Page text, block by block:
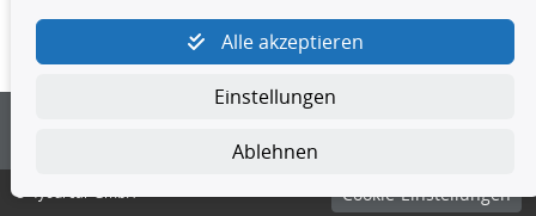
4yourcar GmbH | Avidesweg 1 | 27386 Hemsbünde |
kundenservice@4yourcar.de
© 4yourcar GmbH Cookie-Einstellungen
Alle akzeptieren
Einstellungen
Ablehnen